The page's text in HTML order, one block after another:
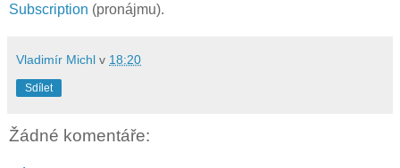
Subscription (pronájmu).
Vladimír Michl v 18:20
Sdílet
Žádné komentáře: